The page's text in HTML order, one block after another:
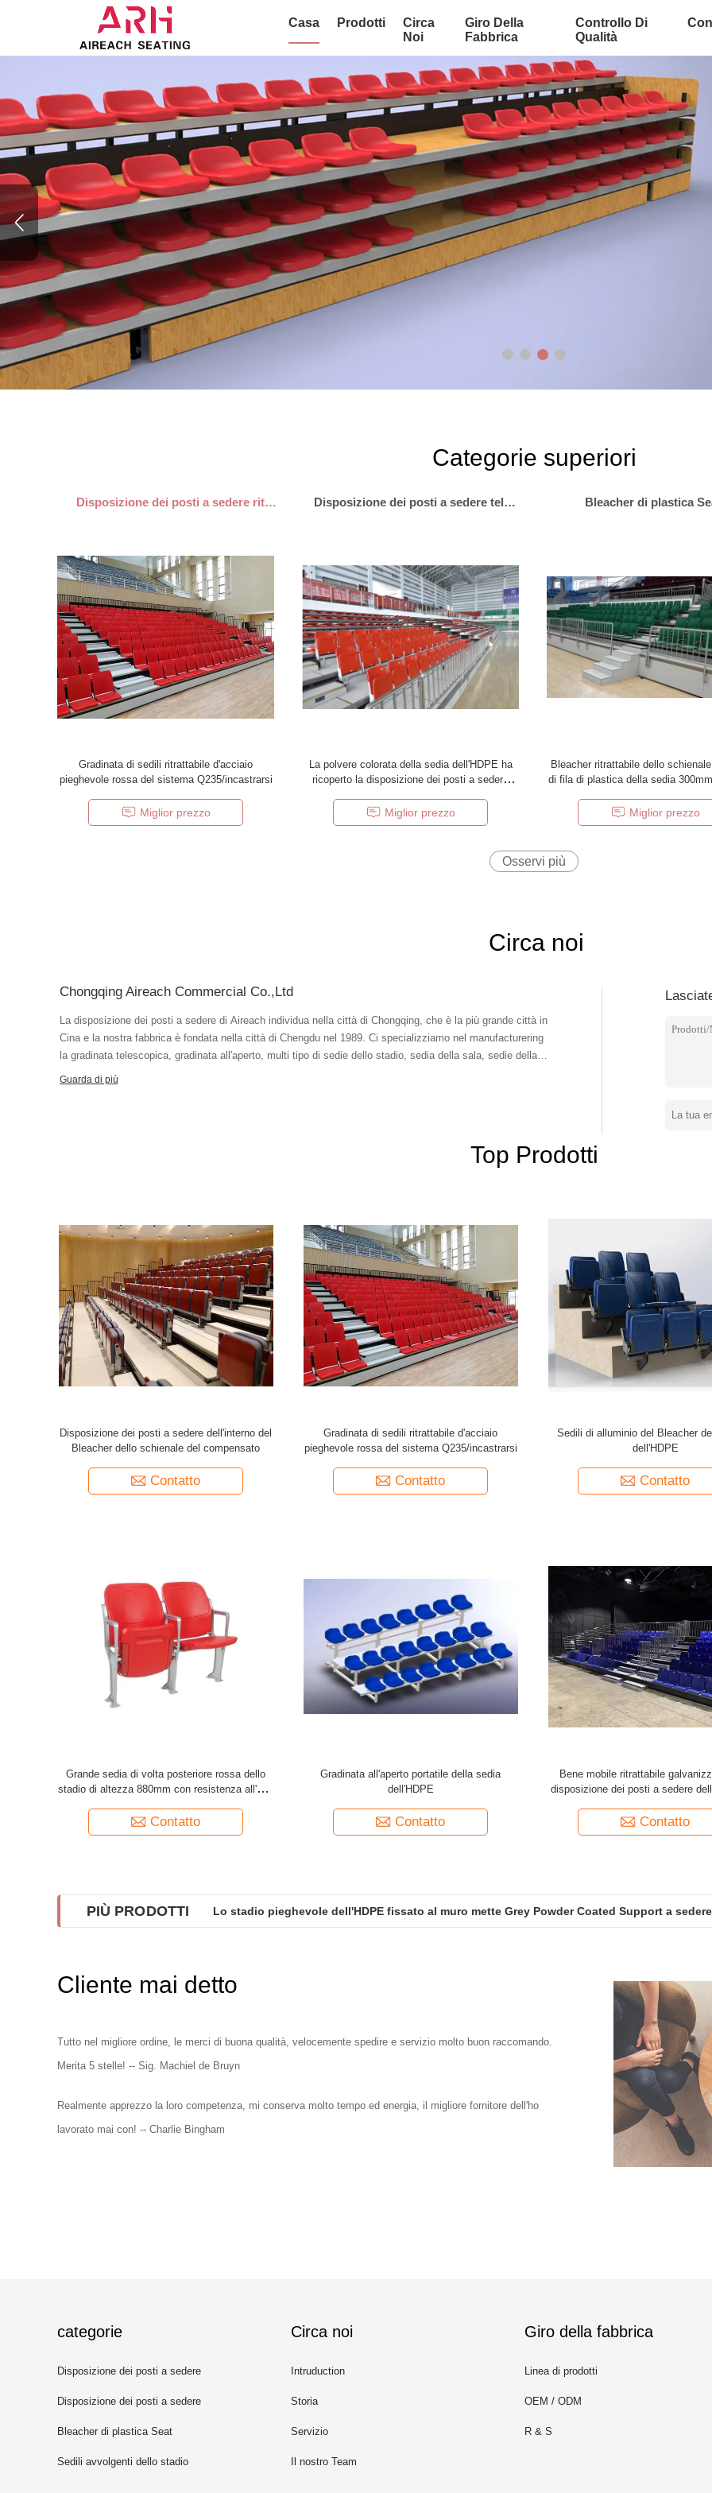
Casa Prodotti
Circa
Noi
Giro Della
Fabbrica
Controllo Di
Qualità
Categorie superiori
Disposizione dei posti a sedere ritrattabile del Bleacher Disposizione dei posti a sedere telescopica del Bleacher Bleacher di plastica
Gradinata di sedili ritrattabile d'acciaio
pieghevole rossa del sistema Q235/incastrarsi
Miglior prezzo
La polvere colorata della sedia dell'HDPE ha
ricoperto la disposizione dei posti a sedere
Miglior prezzo
Bleacher ritrattabile dello
di fila di plastica della sedia
Miglior prezzo
Osservi più
Circa noi
Chongqing Aireach Commercial Co.,Ltd
La disposizione dei posti a sedere di Aireach individua nella città di Chongqing, che è la più grande città in
Cina e la nostra fabbrica è fondata nella città di Chengdu nel 1989. Ci specializziamo nel manufacturering
la gradinata telescopica, gradinata all'aperto, multi tipo di sedie dello stadio, sedia della sala, sedie della
scuola. Pricipalmente forniamo i prodotti di alta qualità a Sud-est asiatico, a Medio Oriente, ad Europa, a
Guarda di più
Top Prodotti
Disposizione dei posti a sedere dell'interno del
Bleacher dello schienale del compensato
Contatto
Gradinata di sedili ritrattabile d'acciaio
pieghevole rossa del sistema Q235/incastrarsi
Contatto
Sedili di alluminio del Bleacher
dell'HDPE
Contatto
Grande sedia di volta posteriore rossa dello
stadio di altezza 880mm con resistenza all'urto
Contatto
Gradinata all'aperto portatile della sedia
dell'HDPE
Contatto
Bene mobile ritrattabile
disposizione dei posti a sedere
Contatto
PIÙ PRODOTTI Lo stadio pieghevole dell'HDPE fissato al muro mette Grey Powder Coated Support a sedere
Bleacher ritrattabile dell'HDPE elettrico di controllo che mette con il bracciolo piegante
Cliente mai detto
Tutto nel migliore ordine, le merci di buona qualità, velocemente spedire e servizio molto buon raccomando.
Merita 5 stelle! -- Sig. Machiel de Bruyn
Realmente apprezzo la loro competenza, mi conserva molto tempo ed energia, il migliore fornitore dell'ho
lavorato mai con! -- Charlie Bingham
categorie
Disposizione dei posti a sedere
ritrattabile del Bleacher
Disposizione dei posti a sedere
telescopica del Bleacher
Bleacher di plastica Seat
Sedili avvolgenti dello stadio
Circa noi
Intruduction
Storia
Servizio
Il nostro Team
Giro della fabbrica
Linea di prodotti
OEM / ODM
R & S